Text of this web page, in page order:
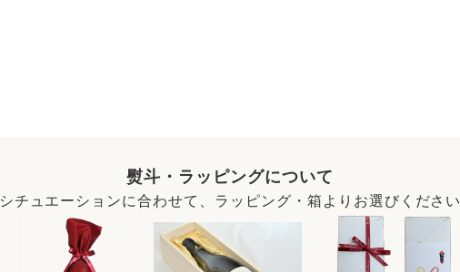
熨斗・ラッピングについて
シチュエーションに合わせて、ラッピング・箱よりお選びください